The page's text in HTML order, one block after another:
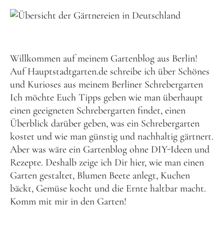
Willkommen auf meinem Gartenblog aus Berlin!
Auf Hauptstadtgarten.de schreibe ich über Schönes
und Kurioses aus meinem Berliner Schrebergarten
Ich möchte Euch Tipps geben wie man überhaupt
einen geeigneten Schrebergarten findet, einen
Überblick darüber geben, was ein Schrebergarten
kostet und wie man günstig und nachhaltig gärtnert.
Aber was wäre ein Gartenblog ohne DIY-Ideen und
Rezepte. Deshalb zeige ich Dir hier, wie man einen
Garten gestaltet, Blumen Beete anlegt, Kuchen
bäckt, Gemüse kocht und die Ernte haltbar macht.
Komm mit mir in den Garten!